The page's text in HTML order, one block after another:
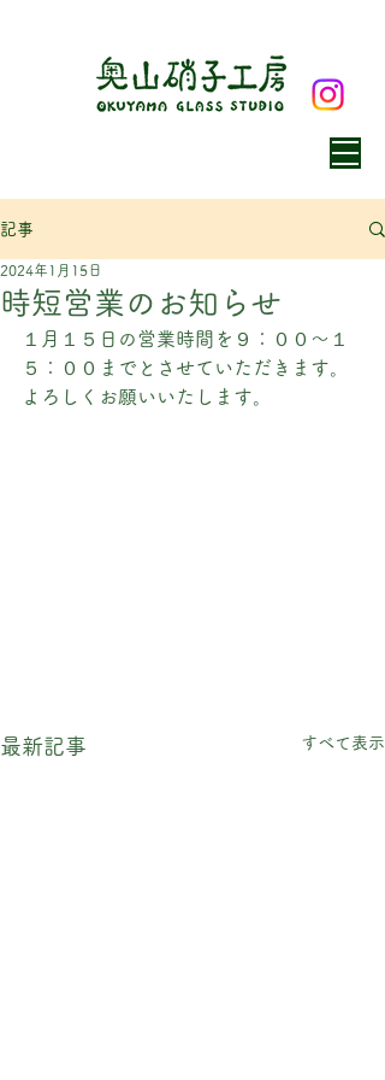
記事
時短営業のお知らせ
2024年1月15日
１月１５日の営業時間を９：００〜１
５：００までとさせていただきます。
よろしくお願いいたします。
最新記事 すべて表示